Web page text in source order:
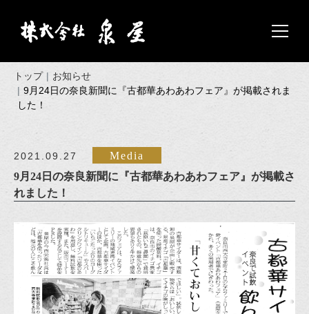
トップ
お知らせ
9月24日の奈良新聞に『古都華あわあわフェア』が掲載されま
した！
2021.09.27
Media
9月24日の奈良新聞に『古都華あわあわフェア』が掲載さ
れました！